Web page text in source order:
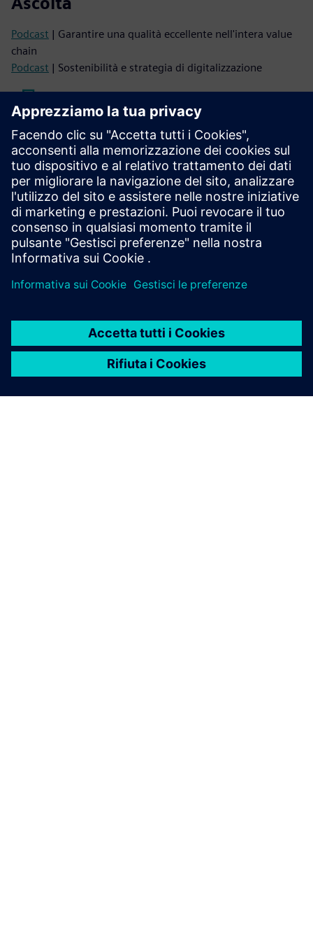
Podcast | Garantire una qualità eccellente nell'intera value
chain
Podcast | Sostenibilità e strategia di digitalizzazione
Leggi
Case study| Utilizzare la digitalizzazione per migliorare la
sostenibilità riducendo il consumo di carta, inchiostro ed
energia
Blog| Promuovere la trasformazione digitale nel settore
CPG: Guidare il futuro di prodotti personalizzati innovativi